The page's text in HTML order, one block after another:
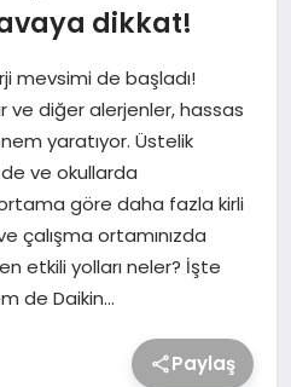
dikkat!
mevsimi de başladı!
ve diğer alerjenler, hassas
yaratıyor. Üstelik
ve okullarda
göre daha fazla kirli
çalışma ortamınızda
etkili yolları neler? İşte
de Daikin…
Paylaş